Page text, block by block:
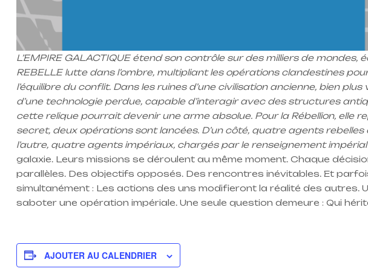
L’EMPIRE GALACTIQUE étend son contrôle sur des milliers de
REBELLE lutte dans l’ombre, multipliant les opérations clandestines
l’équilibre du conflit. Dans les ruines d’une civilisation ancienne, bien
d’une technologie perdue, capable d’interagir avec des structures
cette relique pourrait devenir une arme absolue. Pour la Rébellion, elle
secret, deux opérations sont lancées. D’un côté, quatre agents
l’autre, quatre agents impériaux, chargés par le renseignement
galaxie. Leurs missions se déroulent au même moment. Chaque
parallèles. Des objectifs opposés. Des rencontres inévitables. Et
simultanément : Les actions des uns modifieront la réalité des autres.
saboter une opération impériale. Une seule question demeure : Qui
AJOUTER AU CALENDRIER